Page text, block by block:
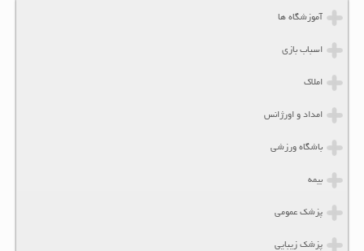
آموزشگاه ها
اسباب بازی
املاک
امداد و اورژانس
باشگاه ورزشی
بیمه
پزشک عمومی
پزشک زیبایی